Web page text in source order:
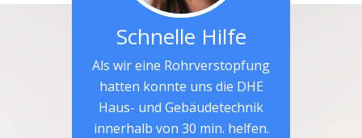
Schnelle Hilfe
Als wir eine Rohrverstopfung
hatten konnte uns die DHE
Haus- und Gebäudetechnik
innerhalb von 30 min. helfen.